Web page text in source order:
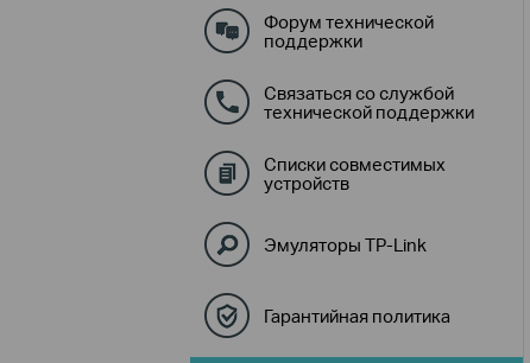
Форум технической
поддержки
Связаться со службой
технической поддержки
Списки совместимых
устройств
Эмуляторы TP-Link
Гарантийная политика